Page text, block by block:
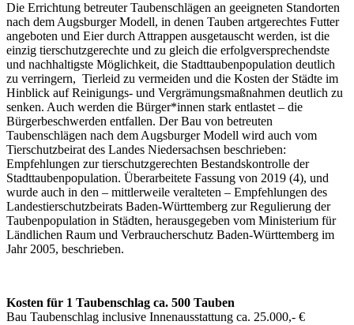
Die Errichtung betreuter Taubenschlägen an geeigneten Standorten
nach dem Augsburger Modell, in denen Tauben artgerechtes Futter
angeboten und Eier durch Attrappen ausgetauscht werden, ist die
einzig tierschutzgerechte und zu gleich die erfolgversprechendste
und nachhaltigste Möglichkeit, die Stadttaubenpopulation deutlich
zu verringern, Tierleid zu vermeiden und die Kosten der Städte im
Hinblick auf Reinigungs- und Vergrämungsmaßnahmen deutlich zu
senken. Auch werden die Bürger*innen stark entlastet – die
Bürgerbeschwerden entfallen. Der Bau von betreuten
Taubenschlägen nach dem Augsburger Modell wird auch vom
Tierschutzbeirat des Landes Niedersachsen beschrieben:
Empfehlungen zur tierschutzgerechten Bestandskontrolle der
Stadttaubenpopulation. Überarbeitete Fassung von 2019 (4), und
wurde auch in den – mittlerweile veralteten – Empfehlungen des
Landestierschutzbeirats Baden-Württemberg zur Regulierung der
Taubenpopulation in Städten, herausgegeben vom Ministerium für
Ländlichen Raum und Verbraucherschutz Baden-Württemberg im
Jahr 2005, beschrieben.
Kosten für 1 Taubenschlag ca. 500 Tauben
Bau Taubenschlag inclusive Innenausstattung ca. 25.000,- €